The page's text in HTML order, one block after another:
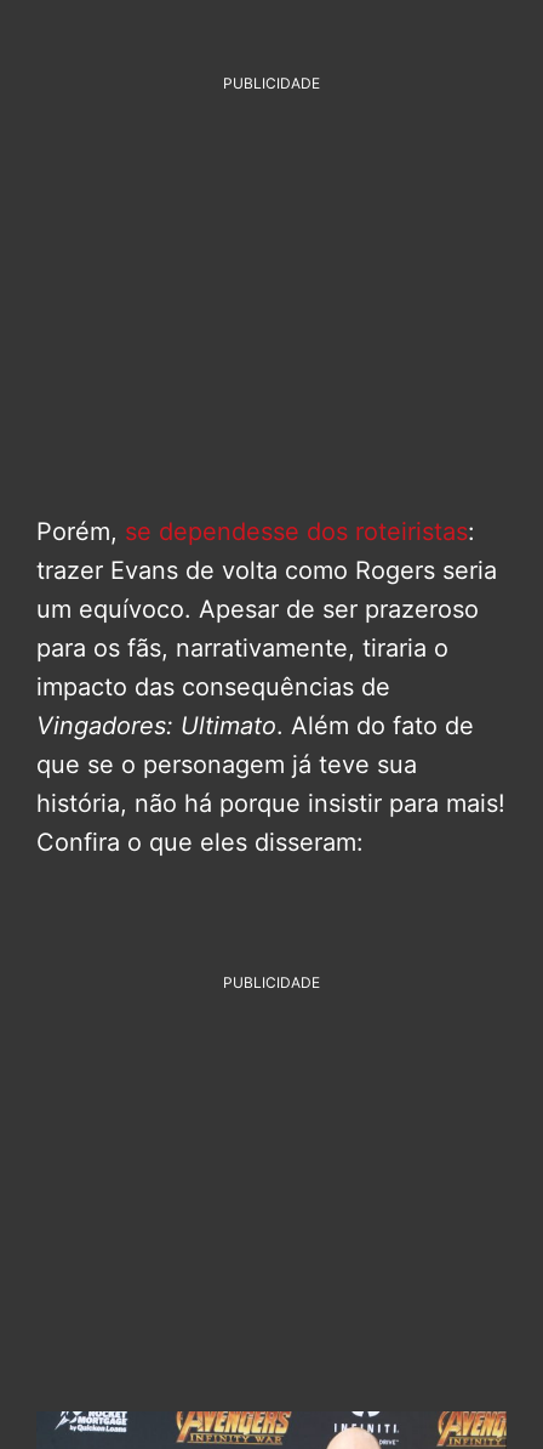
PUBLICIDADE
Porém, se dependesse dos roteiristas:
trazer Evans de volta como Rogers seria
um equívoco. Apesar de ser prazeroso
para os fãs, narrativamente, tiraria o
impacto das consequências de
Vingadores: Ultimato. Além do fato de
que se o personagem já teve sua
história, não há porque insistir para mais!
Confira o que eles disseram:
PUBLICIDADE